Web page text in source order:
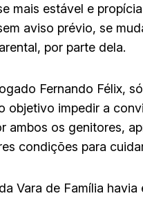
mais estável e
aviso prévio, se
por parte dela.
Fernando Félix,
objetivo impedir a
ambos os genitores,
condições para
Vara de Família